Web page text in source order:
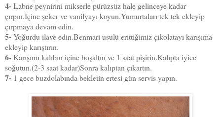
4-Labne peynirini mikserle pürüzsüz hale gelinceye kadar
çırpın.İçine şeker ve vanilyayı koyun.Yumurtaları tek tek ekleyip
çırpmaya devam edin.
5-Yoğurdu ilave edin.Benmari usulü erittiğimiz çikolatayı karışıma
ekleyip karıştırın.
6-Karışımı kalıbın içine boşaltın ve 1 saat pişirin.Kalıpta iyice
soğutun.(2-3 saat kadar)Sonra kalıptan çıkartın.
7- 1 gece buzdolabında bekletin ertesi gün servis yapın.